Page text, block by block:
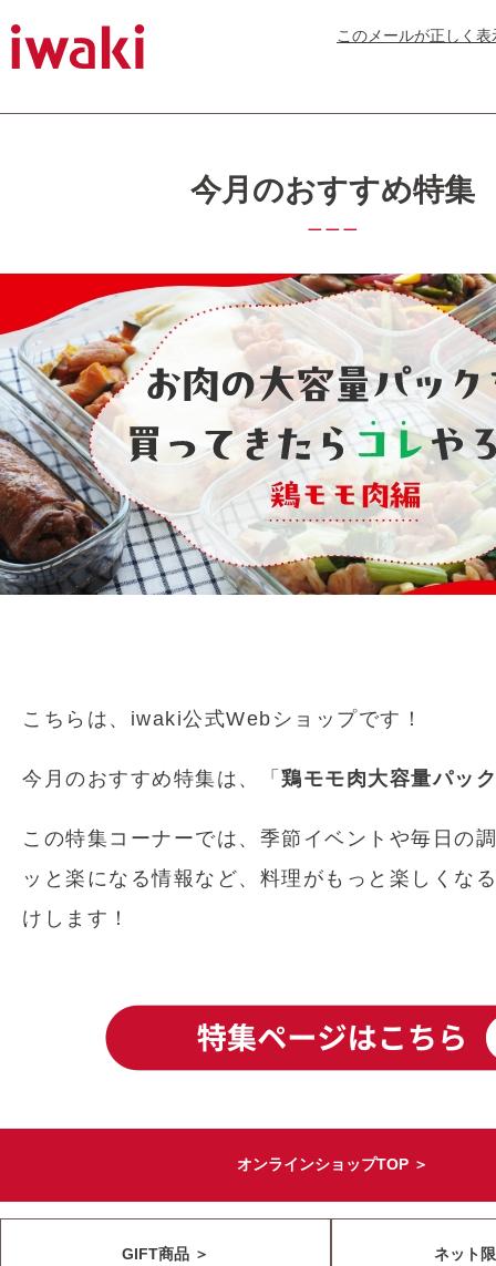
このメールが正しく
今月のおすすめ特集
こちらは、iwaki公式Webショップです！
今月のおすすめ特集は、「 鶏モモ肉大容量パック
この特集コーナーでは、季節イベントや毎日の
ッと楽になる情報など、料理がもっと楽しくな
けします！
オンラインショップTOP ＞
GIFT商品 ＞ ネット